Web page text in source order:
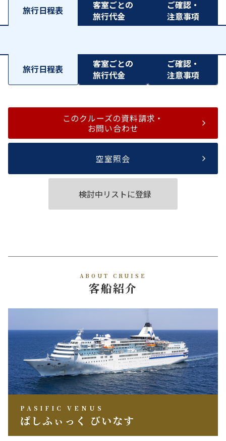
旅行日程表
客室ごとの
旅行代金
ご確認・
注意事項
旅行日程表
客室ごとの
旅行代金
ご確認・
注意事項
このクルーズの資料請求・
お問い合わせ
空室照会
検討中リストに登録
ABOUT CRUISE
客船紹介
PASIFIC VENUS
ぱしふぃっく びいなす